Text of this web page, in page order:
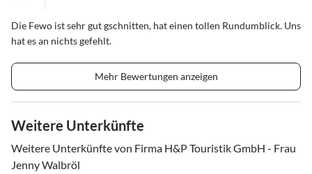
Die Fewo ist sehr gut gschnitten, hat einen tollen Rundumblick. Uns
hat es an nichts gefehlt.
Mehr Bewertungen anzeigen
Weitere Unterkünfte
Weitere Unterkünfte von Firma H&P Touristik GmbH - Frau
Jenny Walbröl